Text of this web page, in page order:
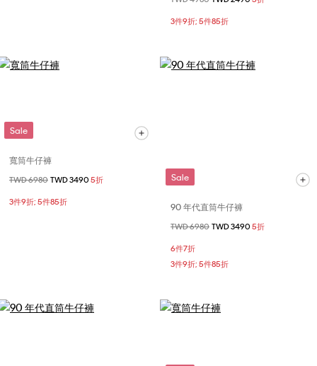
3件9折; 5件85折
Sale
寬筒牛仔褲
價格扣減從
TWD 6980 至
TWD 3490 5折
3件9折; 5件85折
Sale
90 年代直筒牛仔褲
價格扣減從
TWD 6980 至
TWD 3490 5折
6件7折
3件9折; 5件85折